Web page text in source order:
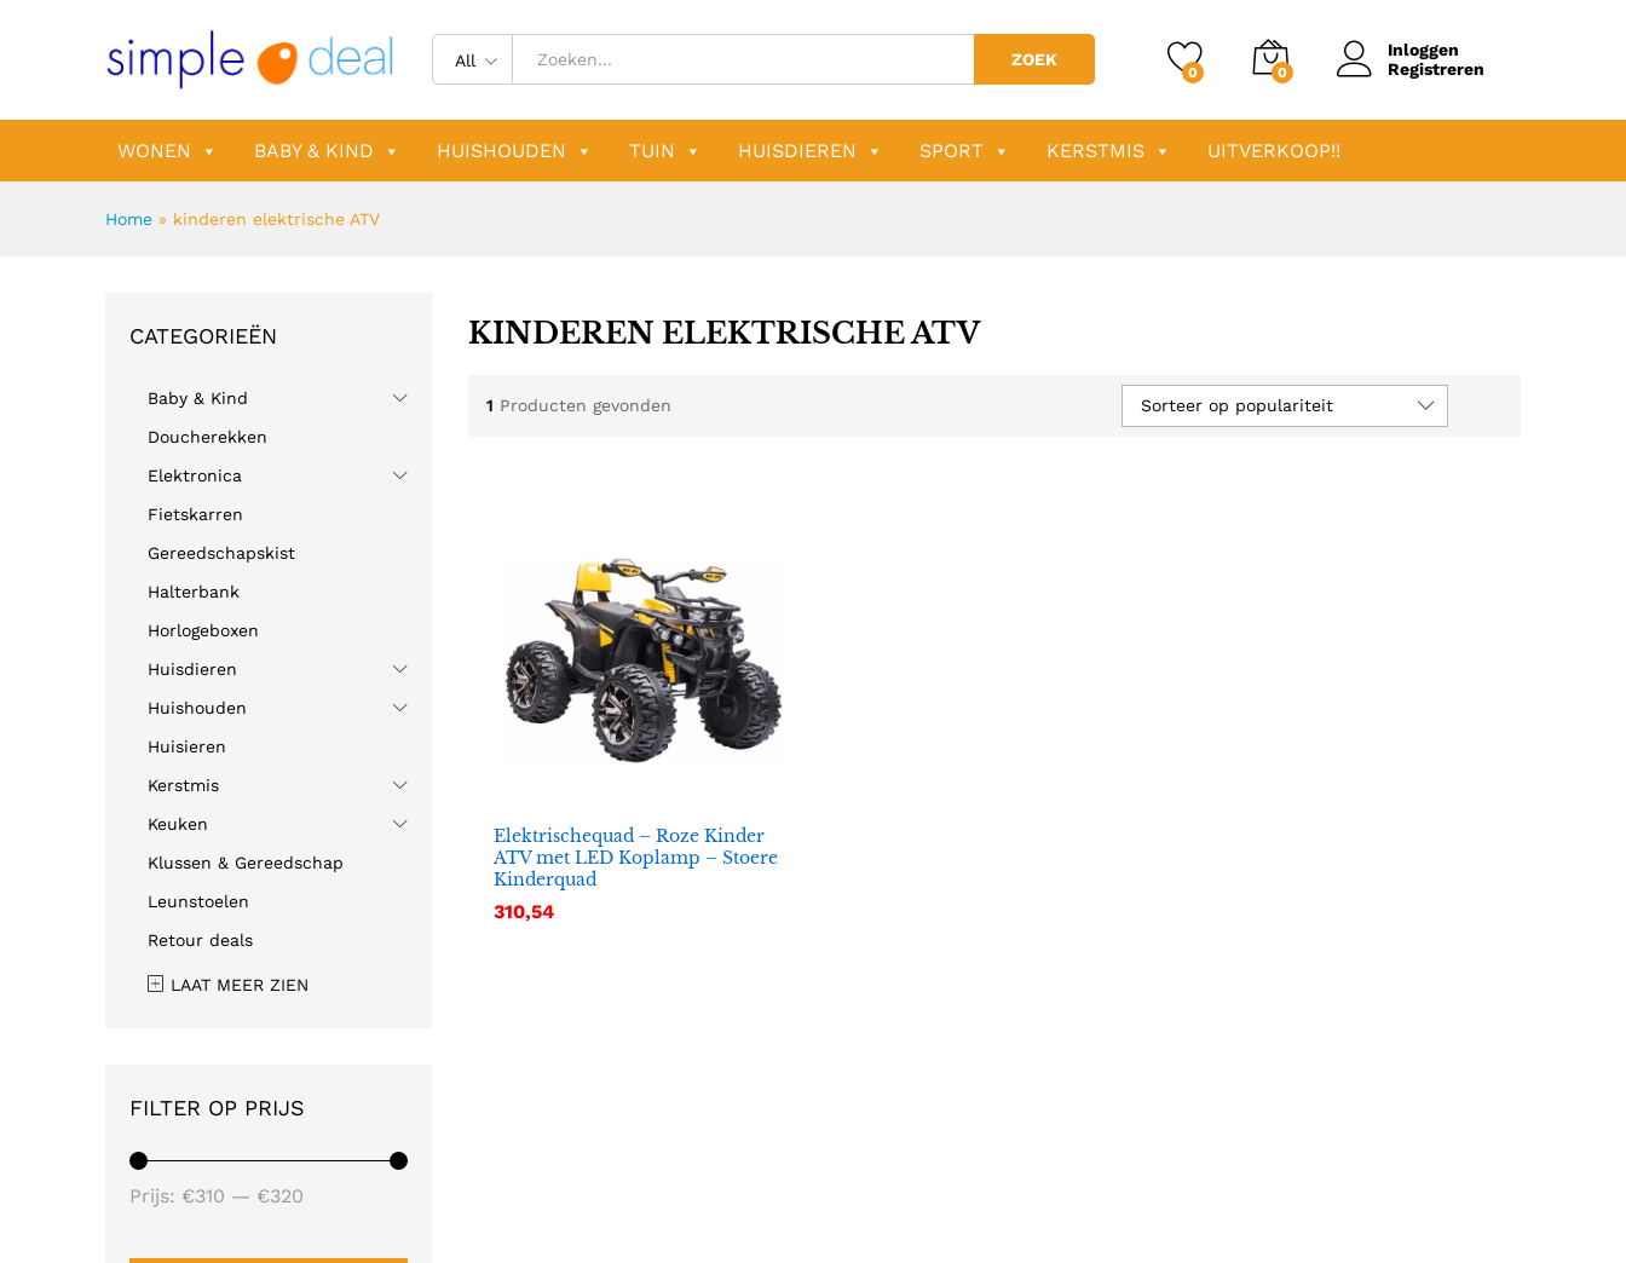
All ZOEK
0 0
Inloggen
Registreren
WONEN BABY & KIND HUISHOUDEN TUIN HUISDIEREN SPORT KERSTMIS UITVERKOOP!!
Home » kinderen elektrische ATV
KINDEREN ELEKTRISCHE ATV
1 Producten gevonden Sorteer op populariteit
Elektrischequad – Roze Kinder
ATV met LED Koplamp – Stoere
Kinderquad
310,54
310,54
CATEGORIEËN
Baby & Kind
Doucherekken
Elektronica
Fietskarren
Gereedschapskist
Halterbank
Horlogeboxen
Huisdieren
Huishouden
Huisieren
Kerstmis
Keuken
Klussen & Gereedschap
Leunstoelen
Retour deals
LAAT MEER ZIEN
FILTER OP PRIJS
Prijs: €310 — €320